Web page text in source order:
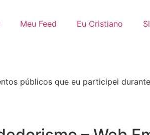
Meu Feed Eu Cristiano
públicos que eu participei